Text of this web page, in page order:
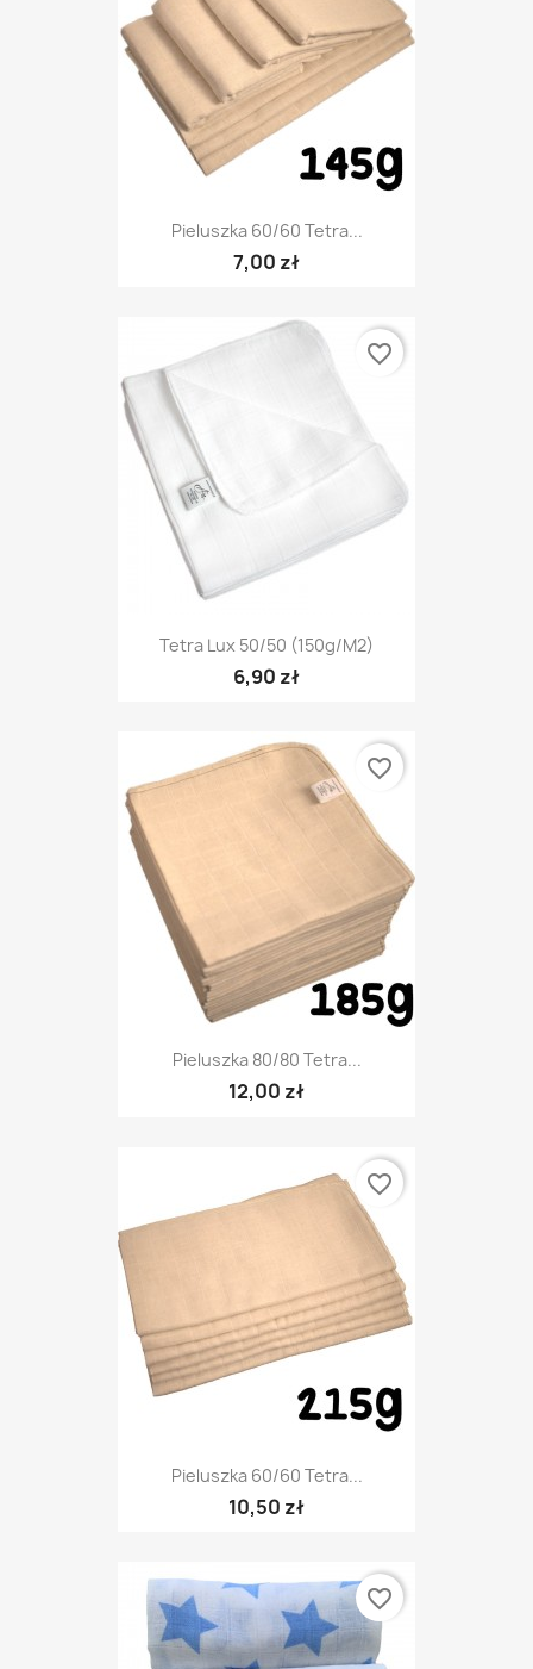
Pieluszka 60/60 Tetra...
7,00 zł
Tetra Lux 50/50 (150g/m2)
6,90 zł
favorite_border
Pieluszka 80/80 Tetra...
12,00 zł
favorite_border
Pieluszka 60/60 Tetra...
10,50 zł
favorite_border
favorite_border